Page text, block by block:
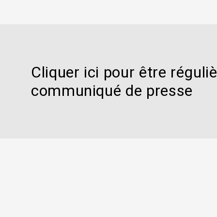
Cliquer ici pour être
communiqué de presse